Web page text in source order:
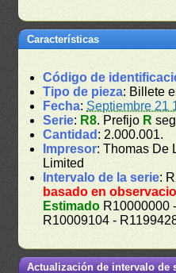
Características
Código de
Tipo de pieza: Billete
Fecha: Septiembre 21
Serie: R8. Prefijo R
Cantidad : 2.000.001.
Impresor: Thomas De
Limited
Intervalo de la serie:
basado en
Estimado R10000000
R10009104 -
Actualización de intervalo de